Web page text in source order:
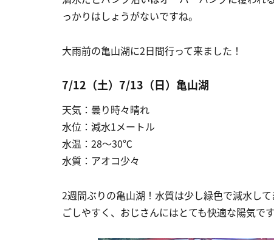
っかりはしょうがないですね。
大雨前の亀山湖に2日間行って来ました！
7/12（土）7/13（日）亀山湖
天気：曇り時々晴れ
水位：減水1メートル
水温：28～30℃
水質：アオコ少々
2週間ぶりの亀山湖！水質は少し緑色で減水して
ごしやすく、おじさんにはとても快適な陽気です